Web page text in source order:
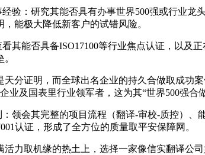
：研究其能否具有办事世界500强或行业龙
能极大降低新客户的试错风险。
能否具备ISO17100等行业焦点认证，以及
证明，而全球出名企业的持久合做取成功案
业及国表里行业领军者，这为其“世界500强合
会其完整的项目流程（翻译-审校-质控）、
认证，形成了全方位的质量取平安保障网。
取机缘的热土上，选择一家像信实翻译公司